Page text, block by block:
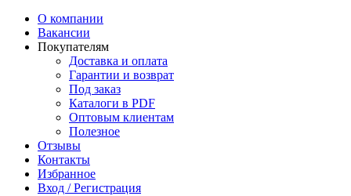
О компании
Вакансии
Покупателям
Доставка и оплата
Гарантии и возврат
Под заказ
Каталоги в PDF
Оптовым клиентам
Полезное
Отзывы
Контакты
Избранное
Вход / Регистрация